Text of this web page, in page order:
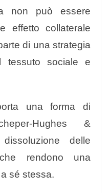
non può essere
effetto collaterale
di una strategia
tessuto sociale e
una forma di
Hughes &
delle
rendono una
sé stessa.